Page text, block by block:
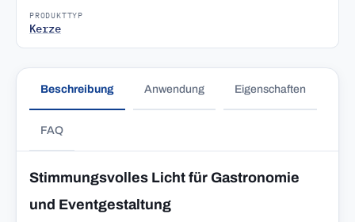
PRODUKTTYP
Kerze
Beschreibung Anwendung Eigenschaften
FAQ
Stimmungsvolles Licht für Gastronomie
und Eventgestaltung